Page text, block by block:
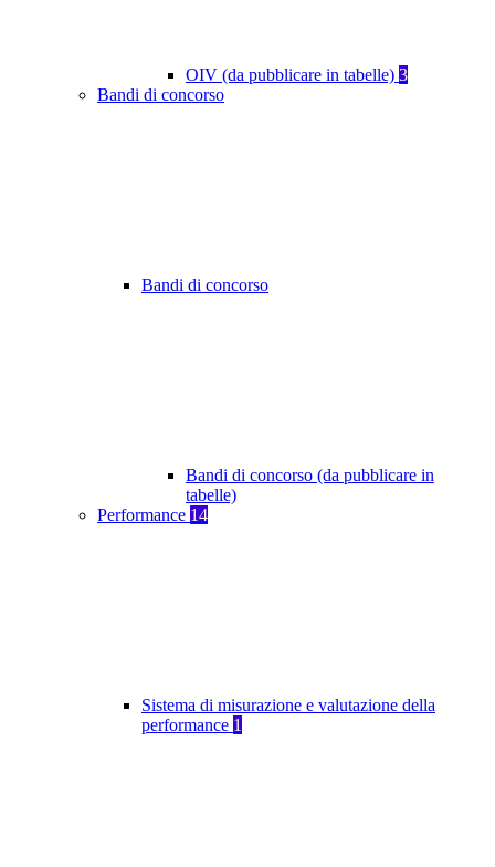
OIV (da pubblicare in tabelle) 3
Bandi di concorso
Bandi di concorso
Bandi di concorso (da pubblicare in
tabelle)
Performance 14
Sistema di misurazione e valutazione della
performance 1